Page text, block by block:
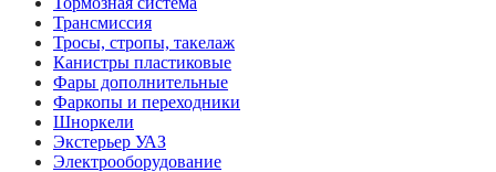
Трансмиссия
Тросы, стропы, такелаж
Канистры пластиковые
Фары дополнительные
Фаркопы и переходники
Шноркели
Экстерьер УАЗ
Электрооборудование